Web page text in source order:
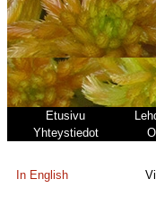
Etusivu
Yhteystiedot
In English